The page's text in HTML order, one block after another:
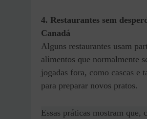
4. Restaurantes sem
Canadá
Alguns restaurantes usam
alimentos que normalmente
jogadas fora, como cascas e
para preparar novos pratos.
Essas práticas mostram que,